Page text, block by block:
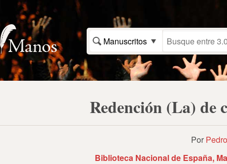
Manuscritos
Redención (La) de
Por
Biblioteca Nacional de España,